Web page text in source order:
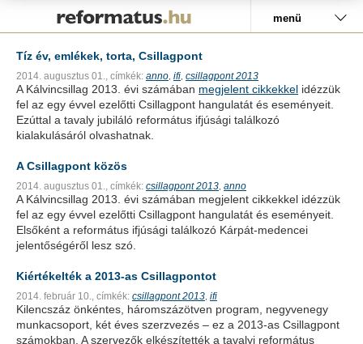
menü
Tíz év, emlékek, torta, Csillagpont
2014. augusztus 01., címkék: anno ifi csillagpont 2013
A Kálvincsillag 2013. évi számában megjelent cikkekkel idézzük
fel az egy évvel ezelőtti Csillagpont hangulatát és eseményeit.
Ezúttal a tavaly jubiláló református ifjúsági találkozó
kialakulásáról olvashatnak.
A Csillagpont közös
2014. augusztus 01., címkék: csillagpont 2013 anno
A Kálvincsillag 2013. évi számában megjelent cikkekkel idézzük
fel az egy évvel ezelőtti Csillagpont hangulatát és eseményeit.
Elsőként a református ifjúsági találkozó Kárpát-medencei
jelentőségéről lesz szó.
Kiértékelték a 2013-as Csillagpontot
2014. február 10., címkék: csillagpont 2013 ifi
Kilencszáz önkéntes, háromszázötven program, negyvenegy
munkacsoport, két éves szerzvezés – ez a 2013-as Csillagpont
számokban. A szervezők elkészítették a tavalyi református